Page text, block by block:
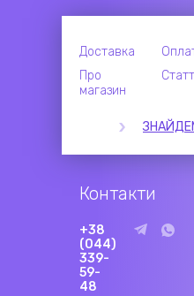
Доставка
Про
магазин
Контакти
+38
(044)
339-
59-
48